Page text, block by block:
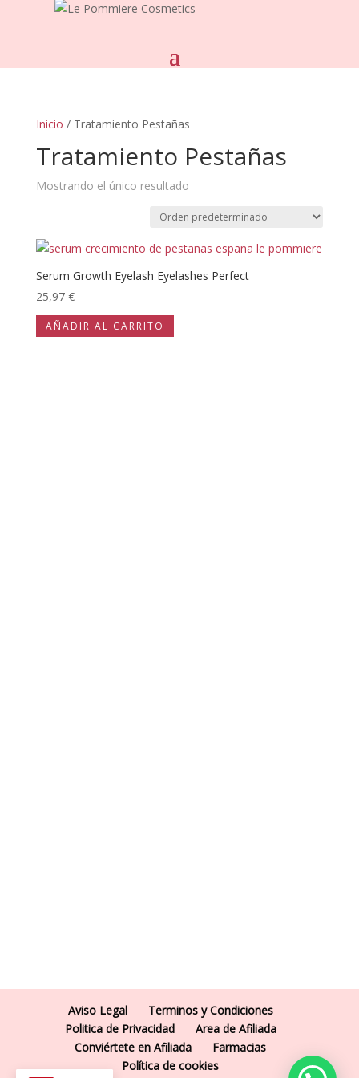
Inicio / Tratamiento Pestañas
Tratamiento Pestañas
Mostrando el único resultado
Serum Growth Eyelash Eyelashes Perfect
25,97 €
AÑADIR AL CARRITO
Aviso Legal
Terminos y Condiciones
Politica de Privacidad
Area de Afiliada
Conviértete en Afiliada
Farmacias
Política de cookies